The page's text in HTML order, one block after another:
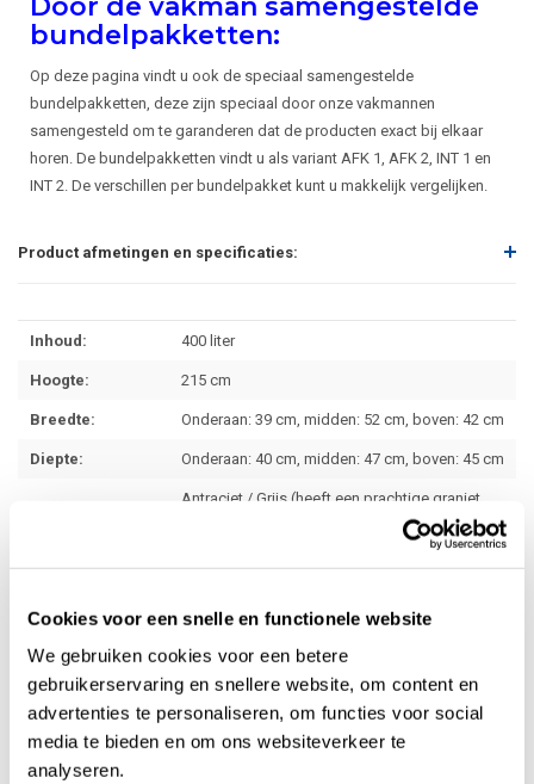
Cookies voor een snelle en functionele website
We gebruiken cookies voor een betere
gebruikerservaring en snellere website, om content en
advertenties te personaliseren, om functies voor social
media te bieden en om ons websiteverkeer te
analyseren.
Door de vakman samengestelde
bundelpakketten:
Op deze pagina vindt u ook de speciaal samengestelde
bundelpakketten, deze zijn speciaal door onze vakmannen
samengesteld om te garanderen dat de producten exact bij elkaar
horen. De bundelpakketten vindt u als variant AFK 1, AFK 2, INT 1 en
INT 2. De verschillen per bundelpakket kunt u makkelijk vergelijken.
Product afmetingen en specificaties:
Inhoud: 400 liter
Hoogte: 215 cm
Breedte: Onderaan: 39 cm, midden: 52 cm, boven: 42 cm
Diepte: Onderaan: 40 cm, midden: 47 cm, boven: 45 cm
Antraciet / Grijs (heeft een prachtige graniet
Standaard
Kraan positie:
onderstel nodig om water te kunnen tappen
met een gieter
Afneembaar deksel (via klikbevestiging)
Materiaal: